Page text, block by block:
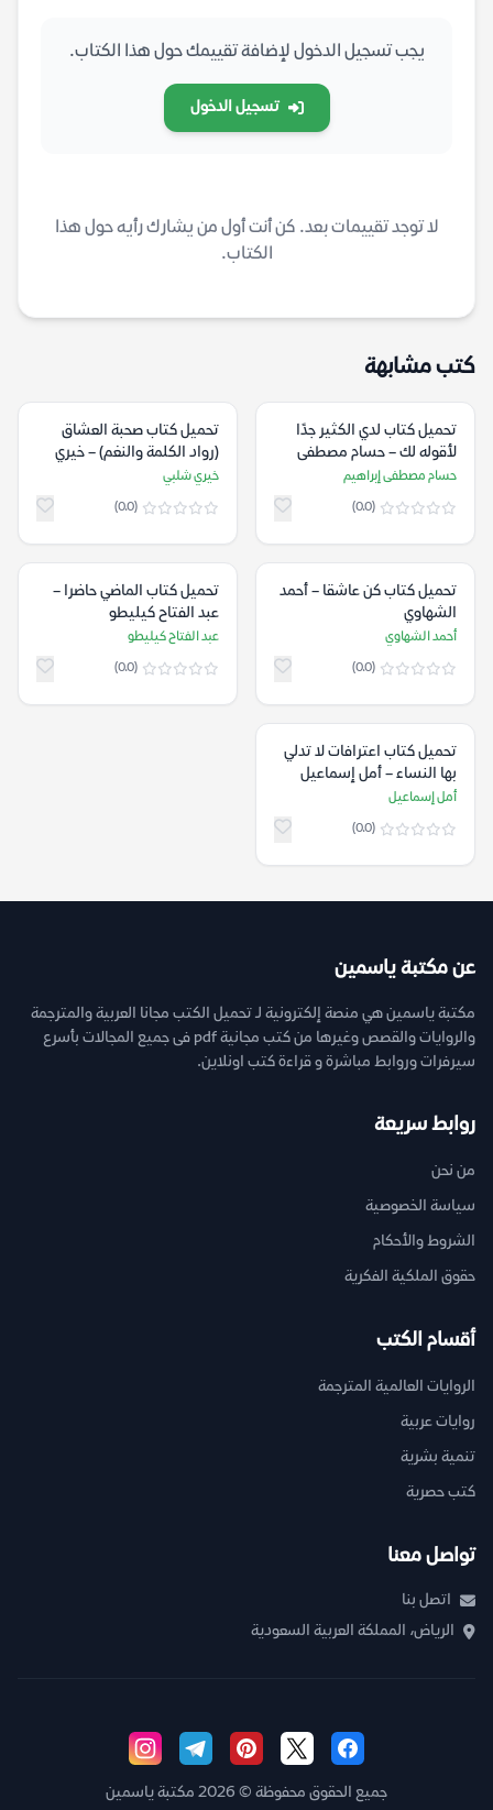
يجب تسجيل الدخول لإضافة تقييمك حول هذا الكتاب.
تسجيل الدخول
لا توجد تقييمات بعد. كن أنت أول من يشارك رأيه حول هذا
الكتاب.
كتب مشابهة
تحميل كتاب لدي الكثير جدًا
لأقوله لك – حسام مصطفى
إبراهيم
حسام مصطفى إبراهيم
(0.0)
تحميل كتاب صحبة العشاق
(رواد الكلمة والنغم) – خيري
شلبي
خيري شلبي
(0.0)
تحميل كتاب كن عاشقا – أحمد
الشهاوي
أحمد الشهاوي
(0.0)
تحميل كتاب الماضي حاضرا –
عبد الفتاح كيليطو
عبد الفتاح كيليطو
(0.0)
تحميل كتاب اعترافات لا تدلي
بها النساء – أمل إسماعيل
أمل إسماعيل
(0.0)
عن مكتبة ياسمين
مكتبة ياسمين هي منصة إلكترونية لـ تحميل الكتب مجانا العربية والمترجمة
والروايات والقصص وغيرها من كتب مجانية pdf فى جميع المجالات بأسرع
سيرفرات وروابط مباشرة و قراءة كتب اونلاين.
روابط سريعة
من نحن
سياسة الخصوصية
الشروط والأحكام
حقوق الملكية الفكرية
أقسام الكتب
الروايات العالمية المترجمة
روايات عربية
تنمية بشرية
كتب حصرية
تواصل معنا
اتصل بنا
الرياض، المملكة العربية السعودية
جميع الحقوق محفوظة © 2026 مكتبة ياسمين